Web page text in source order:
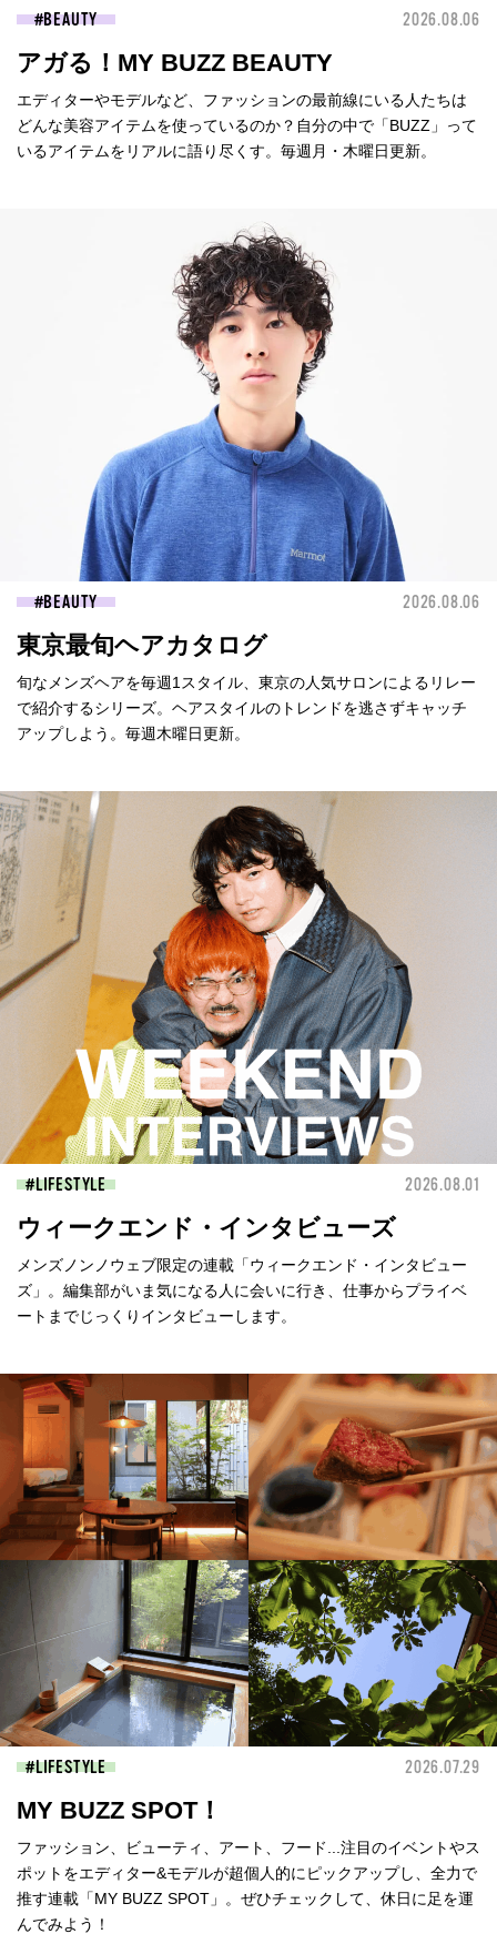
BEAUTY 2026.08.06
アガる！MY BUZZ BEAUTY
エディターやモデルなど、ファッションの最前線にいる人たちは
どんな美容アイテムを使っているのか？自分の中で「BUZZ」って
いるアイテムをリアルに語り尽くす。毎週月・木曜日更新。
BEAUTY 2026.08.06
東京最旬ヘアカタログ
旬なメンズヘアを毎週1スタイル、東京の人気サロンによるリレー
で紹介するシリーズ。ヘアスタイルのトレンドを逃さずキャッチ
アップしよう。毎週木曜日更新。
LIFESTYLE 2026.08.01
ウィークエンド・インタビューズ
メンズノンノウェブ限定の連載「ウィークエンド・インタビュー
ズ」。編集部がいま気になる人に会いに行き、仕事からプライベ
ートまでじっくりインタビューします。
LIFESTYLE 2026.07.29
MY BUZZ SPOT！
ファッション、ビューティ、アート、フード...注目のイベントやス
ポットをエディター&モデルが超個人的にピックアップし、全力で
推す連載「MY BUZZ SPOT」。ぜひチェックして、休日に足を運
んでみよう！